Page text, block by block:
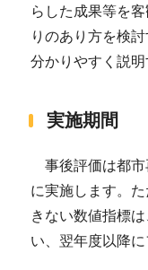
らした成果等を
りのあり方を検
分かりやすく説明
実施期間
事後評価は都市
に実施します。
きない数値指標
い、翌年度以降に